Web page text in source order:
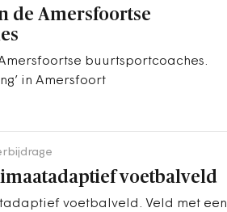
de Amersfoortse
buurtsportcoaches.
in Amersfoort
voetbalveld
voetbalveld. Veld met een